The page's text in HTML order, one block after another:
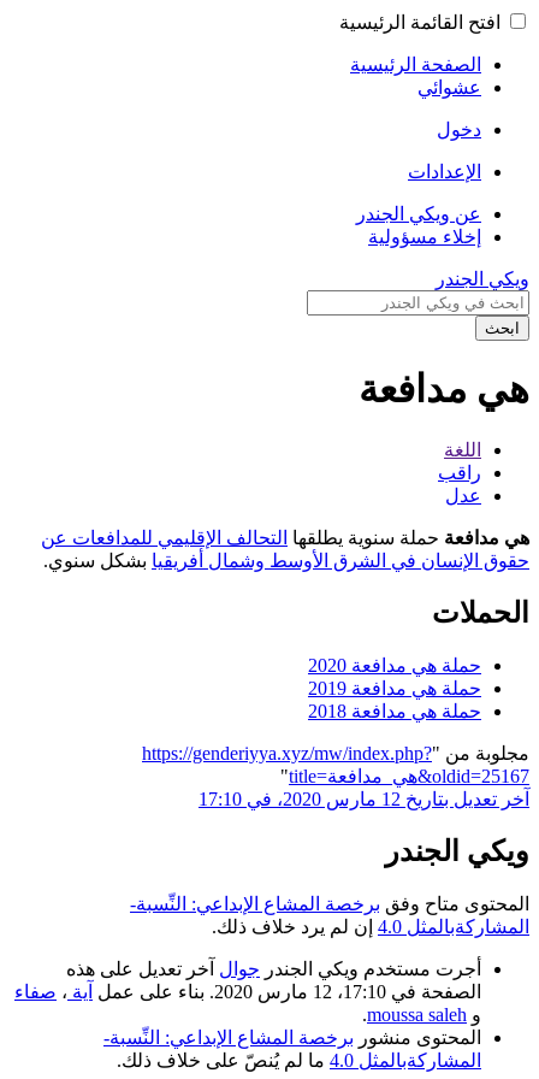
افتح القائمة الرئيسية
الصفحة الرئيسية
عشوائي
دخول
الإعدادات
عن ويكي الجندر
إخلاء مسؤولية
ويكي الجندر
ابحث
هي مدافعة
اللغة
راقب
عدل
هي مدافعة حملة سنوية يطلقها التحالف الإقليمي للمدافعات عن
حقوق الإنسان في الشرق الأوسط وشمال أفريقيا بشكل سنوي.
الحملات
حملة هي مدافعة 2020
حملة هي مدافعة 2019
حملة هي مدافعة 2018
مجلوبة من "https://genderiyya.xyz/mw/index.php?
title=هي_مدافعة&oldid=25167
"
آخر تعديل بتاريخ 12 مارس 2020، في 17:10
ويكي الجندر
المحتوى متاح وفق برخصة المشاع الإبداعي: النِّسبة-
المشاركةبالمثل 4.0
إن لم يرد خلاف ذلك.
أجرت مستخدم ويكي الجندر جوال آخر تعديل على هذه
الصفحة في 17:10، 12 مارس 2020. بناء على عمل
آية ، صفاء
و moussa saleh
.
المحتوى منشور برخصة المشاع الإبداعي: النِّسبة-
المشاركةبالمثل 4.0
ما لم يُنصّ على خلاف ذلك.